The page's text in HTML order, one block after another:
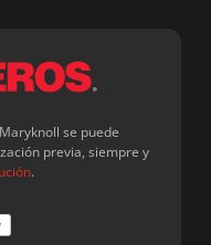
se puede
previa, siempre y
.